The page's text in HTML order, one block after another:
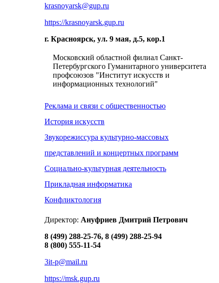
krasnoyarsk@gup.ru
https://krasnoyarsk.gup.ru
г. Красноярск, ул. 9 мая, д.5, кор.1
Московский областной филиал Санкт-
Петербургского Гуманитарного университета
профсоюзов "Институт искусств и
информационных технологий"
Реклама и связи с общественностью
История искусств
Звукорежиссура культурно-массовых
представлений и концертных программ
Социально-культурная деятельность
Прикладная информатика
Конфликтология
Директор: Ануфриев Дмитрий Петрович
8 (499) 288-25-76, 8 (499) 288-25-94
8 (800) 555-11-54
3it-p@mail.ru
https://msk.gup.ru